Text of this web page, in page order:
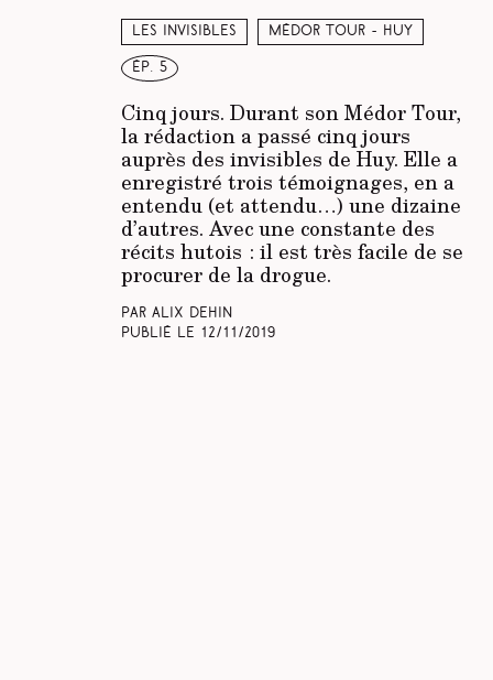
Les invisibles Médor Tour - Huy
ép. 5
Cinq jours. Durant son Médor Tour,
la rédaction a passé cinq jours
auprès des invisibles de Huy. Elle a
enregistré trois témoignages, en a
entendu (et attendu…) une dizaine
d’autres. Avec une constante des
récits hutois : il est très facile de se
procurer de la drogue.
Par Alix Dehin
Publié le
12/11/2019